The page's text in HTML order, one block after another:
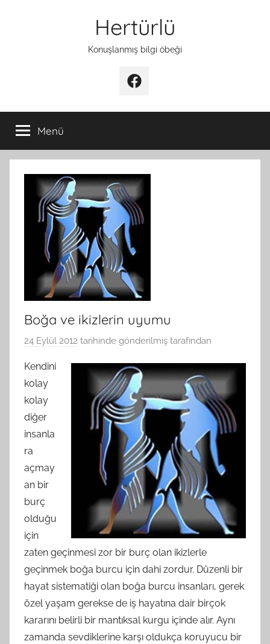
Hertürlü
Konuşlanmış bilgi öbeği
Facebook
Menü
Boğa ve ikizlerin uyumu
24 Eylül 2012 tarihinde gönderilmiş tarafından
Kendini
kolay
kolay
diğer
insanla
ra
açmay
an bir
burç
olduğu
için
zaten geçinmesi zor bir burç olan ikizlerle
geçinmek boğa burcu için dahi zordur. Düzenli bir
hayat sistematiği olan boğa burcu insanları, gerek
özel yaşam gerekse de iş hayatına dair birçok
kararını belirli bir mantıksal kurgu içinde alır. Aynı
zamanda sevdiklerine karşı oldukça koruyucu bir